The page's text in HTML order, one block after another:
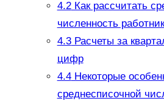
4.2Как рассчитать
численность
4.3Расчеты за
цифр
4.4Некоторые
среднесписочной